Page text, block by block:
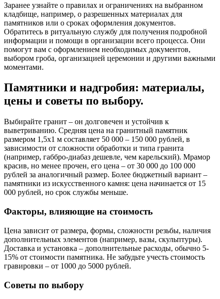
Заранее узнайте о правилах и ограничениях на выбранном
кладбище, например, о разрешенных материалах для
памятников или о сроках оформления документов.
Обратитесь в ритуальную службу для получения подробной
информации и помощи в организации всего процесса. Они
помогут вам с оформлением необходимых документов,
выбором гроба, организацией церемонии и другими важными
моментами.
Памятники и надгробия: материалы,
цены и советы по выбору.
Выбирайте гранит – он долговечен и устойчив к
выветриванию. Средняя цена на гранитный памятник
размером 1,5х1 м составляет 50 000 – 150 000 рублей, в
зависимости от сложности обработки и типа гранита
(например, габбро-диабаз дешевле, чем карельский). Мрамор
красив, но менее прочен, его цена – от 30 000 до 100 000
рублей за аналогичный размер. Более бюджетный вариант –
памятники из искусственного камня: цена начинается от 15
000 рублей, но срок службы меньше.
Факторы, влияющие на стоимость
Цена зависит от размера, формы, сложности резьбы, наличия
дополнительных элементов (например, вазы, скульптуры).
Доставка и установка – дополнительные расходы, обычно 5-
15% от стоимости памятника. Не забудьте учесть стоимость
гравировки – от 1000 до 5000 рублей.
Советы по выбору